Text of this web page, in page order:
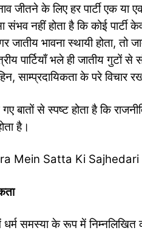
जीतने के लिए हर पार्टी एक या
संभव नहीं होता है कि कोई
जातीय भावना स्थायी होता, तो
पार्टियाँ भले ही जातीय
साम्प्रदायिकता के परे विचार
बातों से स्पष्ट होता है कि
है।
Mein Satta Ki Sajhedari
धर्म समस्या के रूप में निम्नलिखित